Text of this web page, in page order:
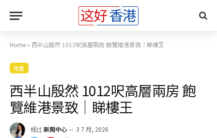
Home » 西半山殷然 1012呎高層兩房 飽覽維港景致｜睇樓王
地產
西半山殷然 1012呎高層兩房 飽
覽維港景致｜睇樓王
经过 新闻中心 3 7 月, 2026